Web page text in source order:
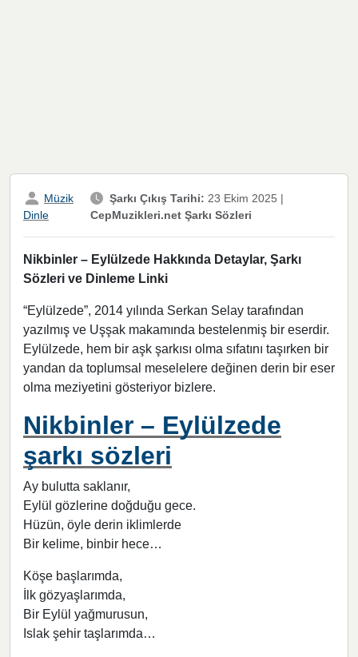
Müzik
Dinle
Şarkı Çıkış Tarihi: 23 Ekim 2025 |
CepMuzikleri.net Şarkı Sözleri
Nikbinler – Eylülzede Hakkında Detaylar, Şarkı
Sözleri ve Dinleme Linki
“Eylülzede”, 2014 yılında Serkan Selay tarafından
yazılmış ve Uşşak makamında bestelenmiş bir eserdir.
Eylülzede, hem bir aşk şarkısı olma sıfatını taşırken bir
yandan da toplumsal meselelere değinen derin bir eser
olma meziyetini gösteriyor bizlere.
Nikbinler – Eylülzede
şarkı sözleri
Ay bulutta saklanır,
Eylül gözlerine doğduğu gece.
Hüzün, öyle derin iklimlerde
Bir kelime, binbir hece…
Köşe başlarımda,
İlk gözyaşlarımda,
Bir Eylül yağmurusun,
Islak şehir taşlarımda…